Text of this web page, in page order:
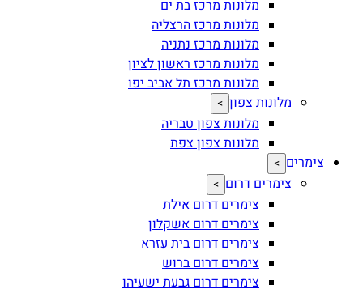
מלונות מרכז בת ים
מלונות מרכז הרצליה
מלונות מרכז נתניה
מלונות מרכז ראשון לציון
מלונות מרכז תל אביב יפו
מלונות צפון >
מלונות צפון טבריה
מלונות צפון צפת
צימרים >
צימרים דרום >
צימרים דרום אילת
צימרים דרום אשקלון
צימרים דרום בית עזרא
צימרים דרום ברוש
צימרים דרום גבעת ישעיהו